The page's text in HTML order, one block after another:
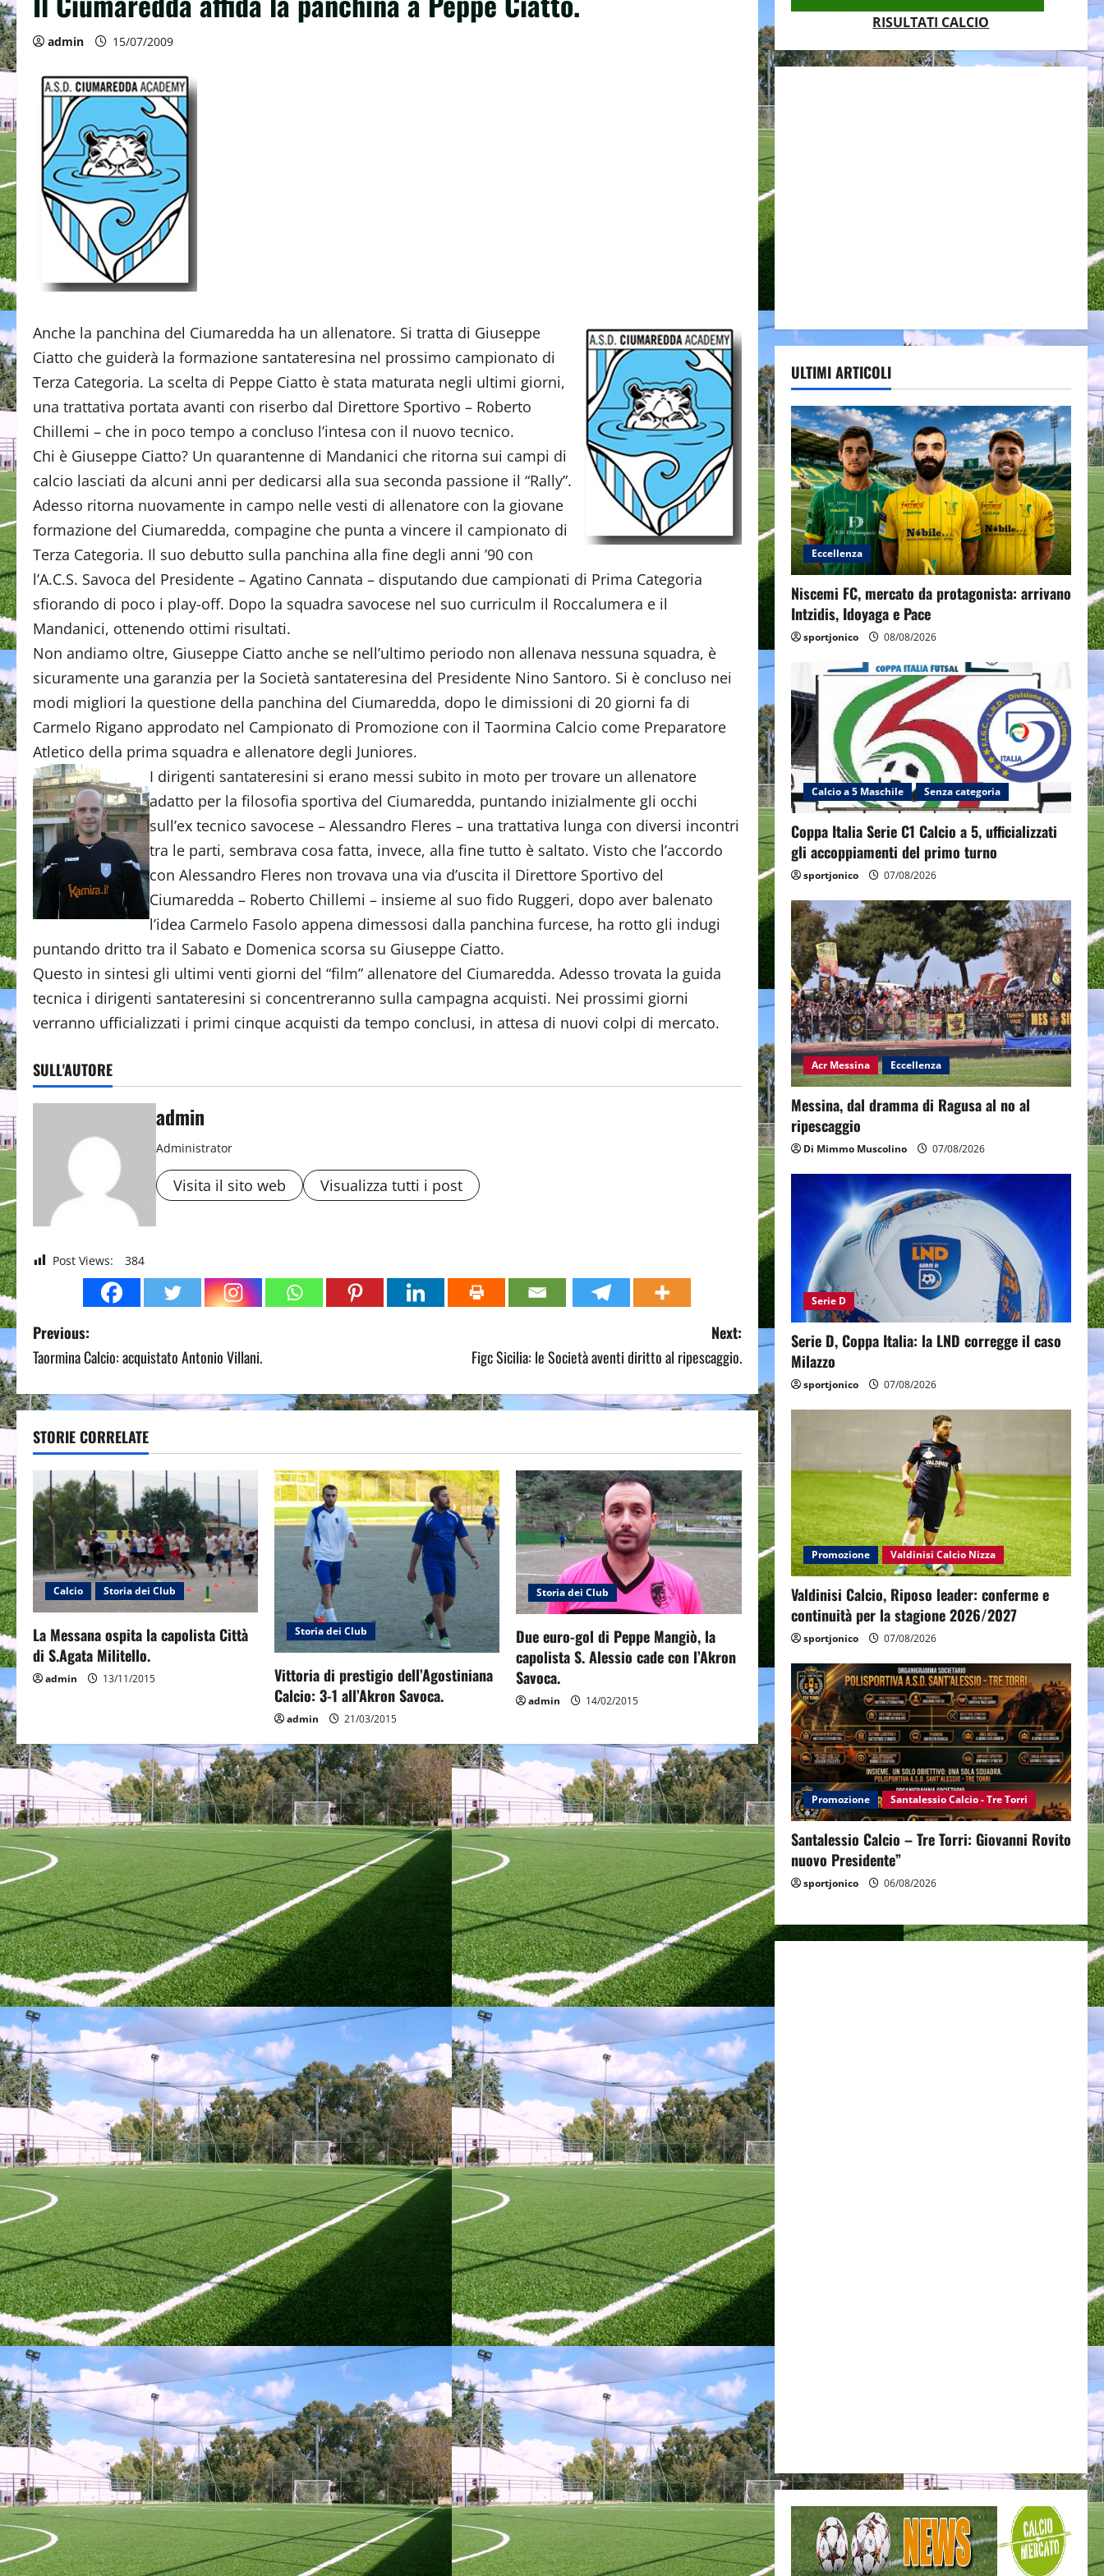
admin 15/07/2009
Anche la panchina del Ciumaredda ha un allenatore. Si tratta di Giuseppe
Ciatto che guiderà la formazione santateresina nel prossimo campionato di
Terza Categoria. La scelta di Peppe Ciatto è stata maturata negli ultimi giorni,
una trattativa portata avanti con riserbo dal Direttore Sportivo – Roberto
Chillemi – che in poco tempo a concluso l’intesa con il nuovo tecnico.
Chi è Giuseppe Ciatto? Un quarantenne di Mandanici che ritorna sui campi di
calcio lasciati da alcuni anni per dedicarsi alla sua seconda passione il “Rally”.
Adesso ritorna nuovamente in campo nelle vesti di allenatore con la giovane
formazione del Ciumaredda, compagine che punta a vincere il campionato di
Terza Categoria. Il suo debutto sulla panchina alla fine degli anni ’90 con
l’A.C.S. Savoca del Presidente – Agatino Cannata – disputando due campionati di Prima Categoria
sfiorando di poco i play-off. Dopo la squadra savocese nel suo curriculm il Roccalumera e il
Mandanici, ottenendo ottimi risultati.
Non andiamo oltre, Giuseppe Ciatto anche se nell’ultimo periodo non allenava nessuna squadra, è
sicuramente una garanzia per la Società santateresina del Presidente Nino Santoro. Si è concluso nei
modi migliori la questione della panchina del Ciumaredda, dopo le dimissioni di 20 giorni fa di
Carmelo Rigano approdato nel Campionato di Promozione con il Taormina Calcio come Preparatore
Atletico della prima squadra e allenatore degli Juniores.
I dirigenti santateresini si erano messi subito in moto per trovare un allenatore
adatto per la filosofia sportiva del Ciumaredda, puntando inizialmente gli occhi
sull’ex tecnico savocese – Alessandro Fleres – una trattativa lunga con diversi incontri
tra le parti, sembrava cosa fatta, invece, alla fine tutto è saltato. Visto che l’accordo
con Alessandro Fleres non trovava una via d’uscita il Direttore Sportivo del
Ciumaredda – Roberto Chillemi – insieme al suo fido Ruggeri, dopo aver balenato
l’idea Carmelo Fasolo appena dimessosi dalla panchina furcese, ha rotto gli indugi
puntando dritto tra il Sabato e Domenica scorsa su Giuseppe Ciatto.
Questo in sintesi gli ultimi venti giorni del “film” allenatore del Ciumaredda. Adesso trovata la guida
tecnica i dirigenti santateresini si concentreranno sulla campagna acquisti. Nei prossimi giorni
verranno ufficializzati i primi cinque acquisti da tempo conclusi, in attesa di nuovi colpi di mercato.
SULL'AUTORE
admin
Administrator
Visita il sito web Visualizza tutti i post
Post Views: 384
P
o
s
t
n
a
v
i
g
a
t
o
n
Previous:
Taormina Calcio: acquistato Antonio Villani.
Next:
Figc Sicilia: le Società aventi diritto al ripescaggio.
STORIE CORRELATE
Calcio Storia dei Club
La Messana ospita la capolista Città
di S.Agata Militello.
admin 13/11/2015
Storia dei Club
Vittoria di prestigio dell’Agostiniana
Calcio: 3-1 all’Akron Savoca.
admin 21/03/2015
Storia dei Club
Due euro-gol di Peppe Mangiò, la
capolista S. Alessio cade con l’Akron
Savoca.
admin 14/02/2015
RISULTATI CALCIO
ULTIMI ARTICOLI
Eccellenza
Niscemi FC, mercato da protagonista: arrivano
Intzidis, Idoyaga e Pace
sportjonico 08/08/2026
Calcio a 5 Maschile Senza categoria
Coppa Italia Serie C1 Calcio a 5, ufficializzati
gli accoppiamenti del primo turno
sportjonico 07/08/2026
Acr Messina Eccellenza
Messina, dal dramma di Ragusa al no al
ripescaggio
Di Mimmo Muscolino 07/08/2026
Serie D
Serie D, Coppa Italia: la LND corregge il caso
Milazzo
sportjonico 07/08/2026
Promozione Valdinisi Calcio Nizza
Valdinisi Calcio, Riposo leader: conferme e
continuità per la stagione 2026/2027
sportjonico 07/08/2026
Promozione Santalessio Calcio - Tre Torri
Santalessio Calcio – Tre Torri: Giovanni Rovito
nuovo Presidente”
sportjonico 06/08/2026